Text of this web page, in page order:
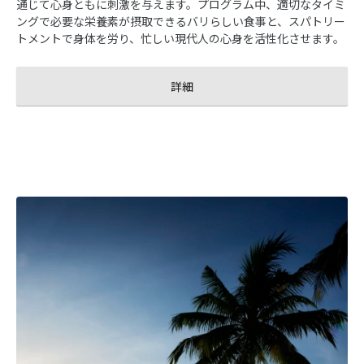
通じて心身ともに刺激を与えます。プログラム中、適切なタイミ
ングで必要な栄養素が摂取できるバリらしい食事と、スパトリー
トメントで身体を労り、忙しい現代人の心身を活性化させます。
詳細